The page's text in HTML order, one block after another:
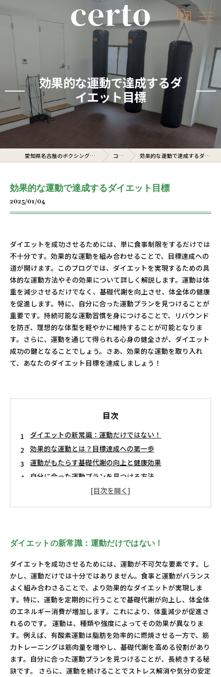
効果的な運動で達成するダ
イエット目標
愛知県名古屋のボクシングジムならcerto コラム 効果的な運動で達成するダイエット目標
効果的な運動で達成するダイエット目標
2025/01/04
ダイエットを成功させるためには、単に食事制限をするだけでは
不十分です。効果的な運動を組み合わせることで、目標達成への
道が開けます。このブログでは、ダイエットを実現するための具
体的な運動方法やその効果について詳しく解説します。運動は体
重を減少させるだけでなく、基礎代謝を向上させ、体全体の健康
を促進します。特に、自分に合った運動プランを見つけることが
重要です。持続可能な運動習慣を身につけることで、リバウンド
を防ぎ、理想的な体型を軽やかに維持することが可能となりま
す。さらに、運動を通じて得られる心身の健全さが、ダイエット
成功の鍵となることでしょう。さあ、効果的な運動を取り入れ
て、あなたのダイエット目標を達成しましょう！
目次
ダイエットの新常識：運動だけではない！
効果的な運動とは？目標達成への第一歩
運動がもたらす基礎代謝の向上と健康効果
自分に合った運動プランを見つける方法
持続可能な運動習慣でリバウンドを防ぐ
ダイエットの新常識：運動だけではない！
ダイエットを成功させるためには、運動が不可欠な要素です。し
かし、運動だけでは十分ではありません。食事と運動がバランス
よく組み合わさることで、より効果的なダイエットが実現しま
す。特に、運動を定期的に行うことで基礎代謝が向上し、体全体
のエネルギー消費が増加します。これにより、体重減少が促進さ
れるのです。 運動は、種類や強度によってその効果が異なりま
す。例えば、有酸素運動は脂肪を効率的に燃焼させる一方で、筋
力トレーニングは筋肉量を増やし、基礎代謝を高める役割があり
ます。自分に合った運動プランを見つけることが、長続きする秘
訣です。 さらに、運動を続けることでストレス解消や気分の安定